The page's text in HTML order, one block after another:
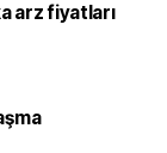
arz fiyatları